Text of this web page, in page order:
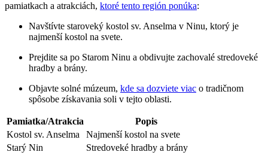
pamiatkach a atrakciách, ktoré tento región ponúka:
Navštívte staroveký kostol sv. Anselma v Ninu, ktorý je
najmenší kostol na svete.
Prejdite sa po Starom Ninu a obdivujte zachovalé stredoveké
hradby a brány.
Objavte solné múzeum, kde sa dozviete viac o tradičnom
spôsobe získavania soli v tejto oblasti.
Pamiatka/Atrakcia
Popis
Kostol sv. Anselma
Najmenší kostol na svete
Starý Nin
Stredoveké hradby a brány